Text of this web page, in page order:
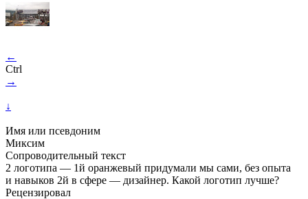
←
Ctrl
→
↓
Имя или псевдоним
Миксим
Сопроводительный текст
2 логотипа — 1й оранжевый придумали мы сами, без опыта
и навыков 2й в сфере — дизайнер. Какой логотип лучше?
Рецензировал